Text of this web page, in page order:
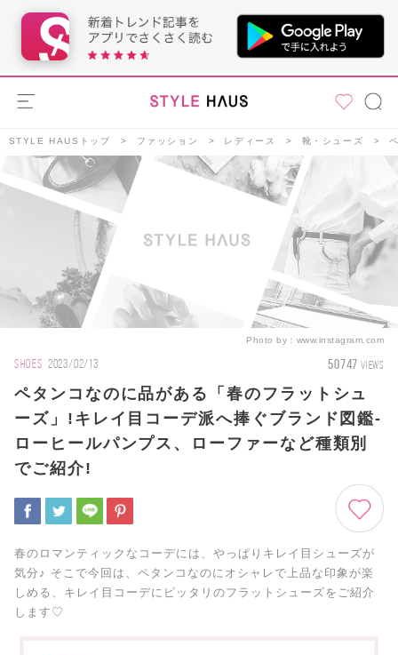
STYLE HAUSトップ ファッション レディース 靴・シューズ
Photo by： www.instagram.com
SHOES 2023/02/13 50747 VIEWS
ペタンコなのに品がある「春のフラットシュ
ーズ」!キレイ目コーデ派へ捧ぐブランド図鑑-
ローヒールパンプス、ローファーなど種類別
でご紹介!
春のロマンティックなコーデには、やっぱりキレイ目シューズが
気分♪ そこで今回は、ペタンコなのにオシャレで上品な印象が楽
しめる、キレイ目コーデにピッタリのフラットシューズをご紹介
します♡